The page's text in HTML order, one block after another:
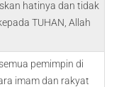
hatinya dan tidak
TUHAN, Allah
pemimpin di
imam dan rakyat